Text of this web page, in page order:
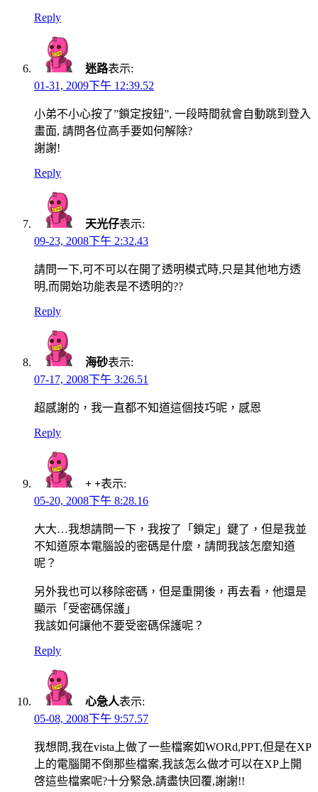
Reply
迷路表示:
01-31, 2009下午 12:39.52
小弟不小心按了”鎖定按鈕”, 一段時間就會自動跳到登入
畫面, 請問各位高手要如何解除?
謝謝!
Reply
天光仔表示:
09-23, 2008下午 2:32.43
請問一下,可不可以在開了透明模式時,只是其他地方透
明,而開始功能表是不透明的??
Reply
海砂表示:
07-17, 2008下午 3:26.51
超感謝的，我一直都不知道這個技巧呢，感恩
Reply
+ +表示:
05-20, 2008下午 8:28.16
大大…我想請問一下，我按了「鎖定」鍵了，但是我並
不知道原本電腦設的密碼是什麼，請問我該怎麼知道
呢？
另外我也可以移除密碼，但是重開後，再去看，他還是
顯示「受密碼保護」
我該如何讓他不要受密碼保護呢？
Reply
心急人表示:
05-08, 2008下午 9:57.57
我想問,我在vista上做了一些檔案如WORd,PPT,但是在XP
上的電腦開不倒那些檔案,我該怎么做才可以在XP上開
啓這些檔案呢?十分緊急,請盡快回覆,謝謝!!